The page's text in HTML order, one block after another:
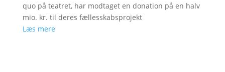
quo på teatret, har modtaget en donation på en halv
mio. kr. til deres fællesskabsprojekt
Læs mere